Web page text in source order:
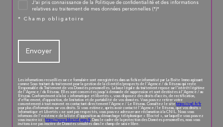
J'ai pris connaissance de la Politique de confidentialité et des informations
relatives au traitement de mes données personnelles (*)*
* Champ obligatoire
Envoyer
Les informations recueillies sur ce formulaire sont enregistrées dans un fichier informatisé par La Boite Immo agissant
comme Sous-traitant du traitement pour la gestion de la clientèle/prospects de l'Agence / du Réseau qui reste
Responsable du Traitement de vos Données personnelles. La base légale du traitement repose sur l'intérêt légitime
de l'Agence / du Réseau. Elles sont conservées jusqu'à demande de suppression et sont destinées à l'Agence / au
Réseau. Conformément à la loi « informatique et libertés », vous disposez des droits d’accès, de rectification,
d’effacement, d’opposition, de limitation et de portabilité de vos données. Vous pouvez retirer votre
consentement à tout moment en contactant directement l’Agence / Le Réseau. Consultez le site https://cnil.fr/fr
pour plus d’informations sur vos droits. Si vous estimez, après avoir contacté l'Agence / le Réseau, que vos droits «
Informatique et Libertés » ne sont pas respectés, vous pouvez adresser une réclamation à la CNIL. Nous vous
informons de l’existence de la liste d'opposition au démarchage téléphonique « Bloctel », sur laquelle vous pouvez
vous inscrire ici : https://www.bloctel.gouv.fr. Dans le cadre de la protection des Données personnelles, nous vous
invitons à ne pas inscrire de Données sensibles dans le champ de saisie libre.